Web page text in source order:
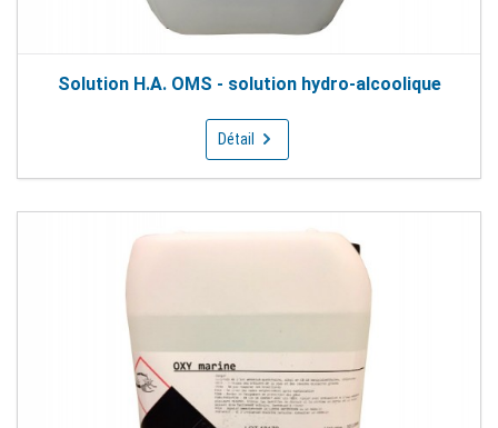
Solution H.A. OMS - solution hydro-alcoolique
Détail